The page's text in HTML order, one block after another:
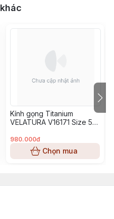
Kính gọng Titanium
VELATURA V16171 Size 53-
980.000đ
Chọn mua